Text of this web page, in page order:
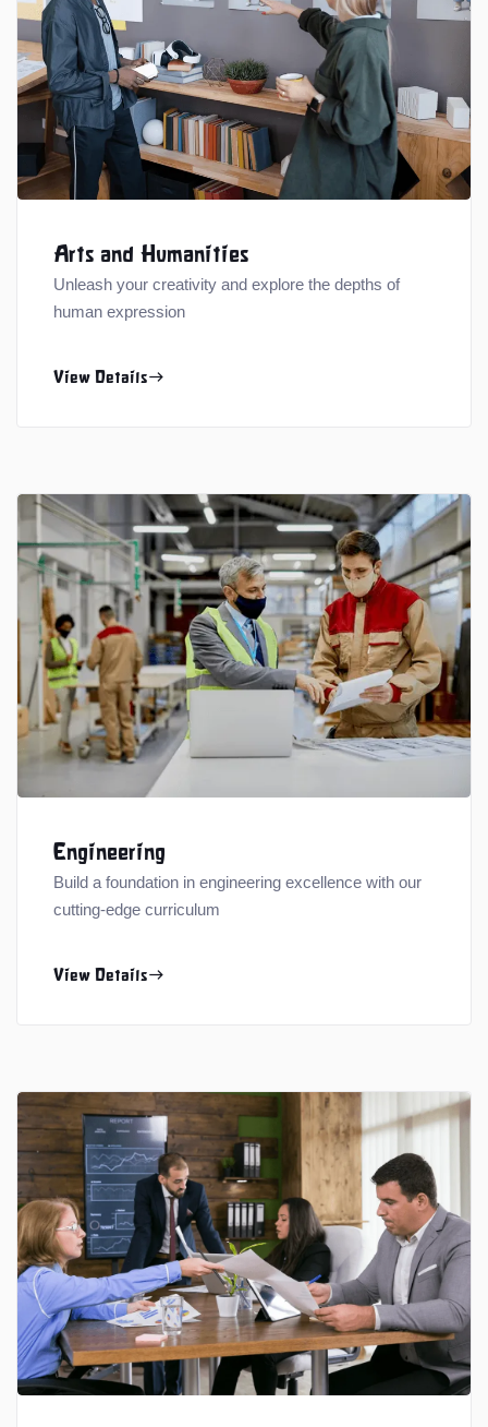
Arts and Humanities
Unleash your creativity and explore the depths of
human expression
View Detailseast
Engineering
Build a foundation in engineering excellence with our
cutting-edge curriculum
View Detailseast